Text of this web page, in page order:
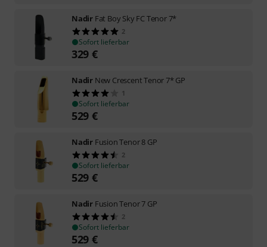
Nadir Fat Boy Sky FC Tenor 7*
2
Sofort lieferbar
329 €
Nadir New Crescent Tenor 7* GP
1
Sofort lieferbar
529 €
Nadir Fusion Tenor 8 GP
2
Sofort lieferbar
529 €
Nadir Fusion Tenor 7 GP
2
Sofort lieferbar
529 €